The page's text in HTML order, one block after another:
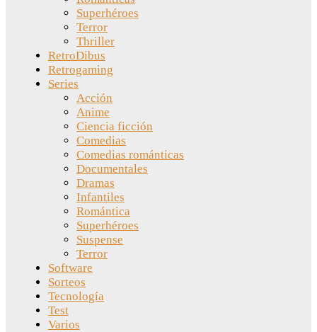
Superhéroes
Terror
Thriller
RetroDibus
Retrogaming
Series
Acción
Anime
Ciencia ficción
Comedias
Comedias románticas
Documentales
Dramas
Infantiles
Romántica
Superhéroes
Suspense
Terror
Software
Sorteos
Tecnología
Test
Varios